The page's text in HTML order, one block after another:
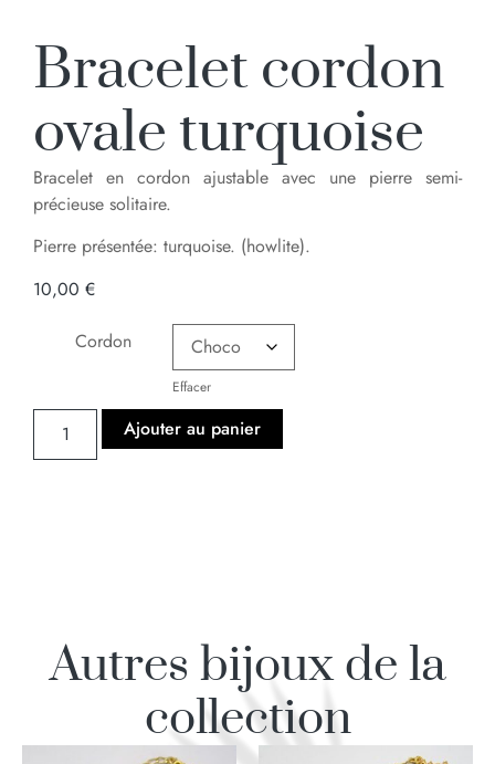
Bracelet cordon
ovale turquoise
Bracelet en cordon ajustable avec une pierre semi-
précieuse solitaire.
Pierre présentée: turquoise. (howlite).
10,00 €
Cordon
Effacer
Ajouter au panier
Autres bijoux de la
collection